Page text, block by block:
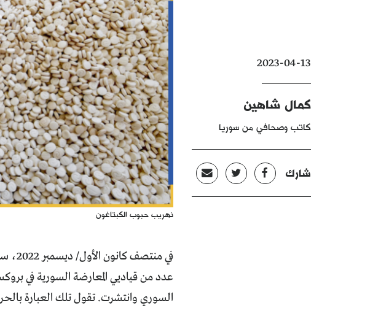
2023-04-13
كمال شاهين
كاتب وصحافي من سوريا
شارك
نهريب حبوب الكبتاغون
في
عدد من قياديي المعارضة السورية في
السوري وانتشرت. تقول تلك العبارة